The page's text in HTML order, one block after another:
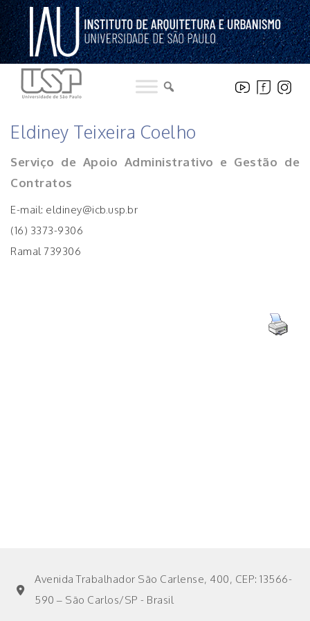
Pular
para
o
conteúdo
Eldiney Teixeira Coelho
Serviço de Apoio Administrativo e Gestão de
Contratos
E-mail: eldiney@icb.usp.br
(16) 3373-9306
Ramal 739306
Avenida Trabalhador São Carlense, 400, CEP: 13566-
590 – São Carlos/SP - Brasil